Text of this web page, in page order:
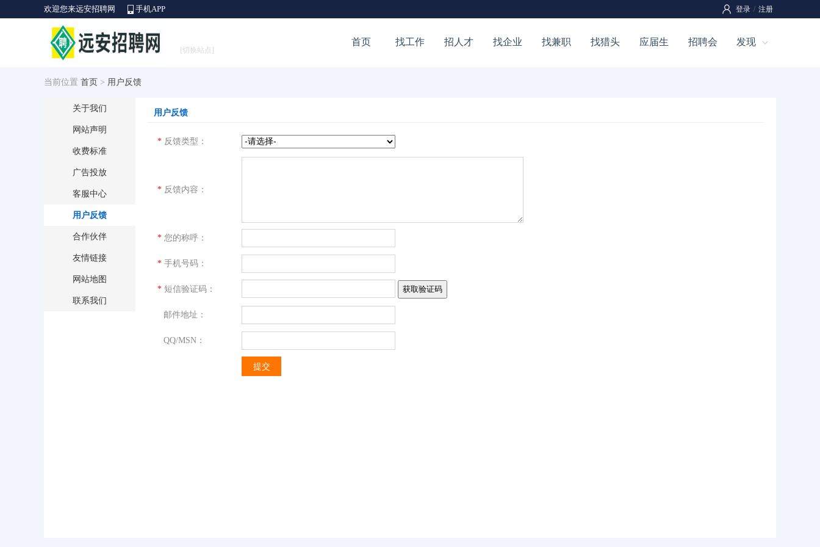
欢迎您来远安招聘网 手机APP 登录 / 注册
[切换站点]
首页 找工作 招人才 找企业 找兼职 找猎头 应届生 招聘会 发现
当前位置 首页 > 用户反馈
关于我们
网站声明
收费标准
广告投放
客服中心
用户反馈
合作伙伴
友情链接
网站地图
联系我们
用户反馈
* 反馈类型：
* 反馈内容：
* 您的称呼：
* 手机号码：
* 短信验证码：
邮件地址：
QQ/MSN：